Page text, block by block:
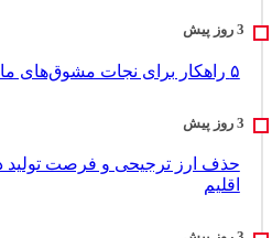
۵ راهکار برای نجات مشوق‌های مالیاتی از رانت و فساد
حذف ارز ترجیحی و فرصت تولید
اقلیم